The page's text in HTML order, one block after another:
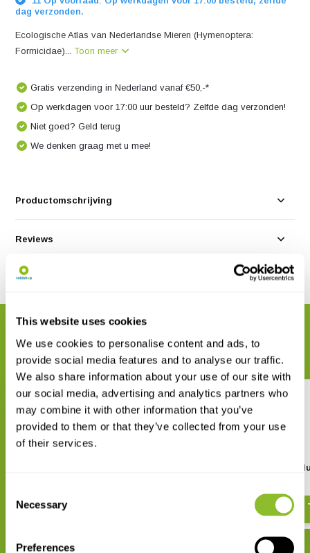
This website uses cookies
We use cookies to personalise content and ads, to
provide social media features and to analyse our traffic.
We also share information about your use of our site with
our social media, advertising and analytics partners who
may combine it with other information that you’ve
provided to them or that they’ve collected from your use
of their services.
Selection
Necessary
Preferences
dag verzonden.
Ecologische Atlas van Nederlandse Mieren (Hymenoptera:
Formicidae)...Toon meer
Gratis verzending in Nederland vanaf €50,-*
Op werkdagen voor 17:00 uur besteld? Zelfde dag verzonden!
Niet goed? Geld terug
We denken graag met u mee!
Productomschrijving
Reviews
Delen
Maak uw bestelling compleet
Mieren van de